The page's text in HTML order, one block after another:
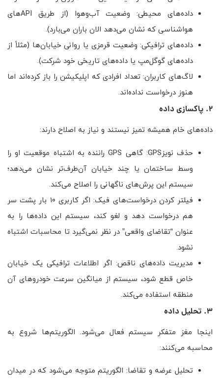
داده‌های محیطی: وضعیت آب‌وهوا (از طریق APIهای
هواشناسی که نشان می‌دهد الان باران می‌بارد).
داده‌های ترافیکی: وضعیت قرمزی یا روانی خیابان‌ها (مثلاً از
داده‌های گوگل‌مپ یا داده‌های تاریخی خود شرکت).
لاگ‌های کاربران: تعداد افرادی که اپلیکیشن را باز کرده‌اند اما
هنوز درخواست نداده‌اند.
۲. پاکسازی داده
داده‌های خام همیشه تمیز نیستند و نیاز به اصلاح دارند:
حذف نویزGPS: گاهی GPS راننده به اشتباه موقعیت او را
وسط ساختمان یا چند خیابان آن‌طرف‌تر نشان می‌دهد؛
سیستم این پرش‌های ناگهانی را اصلاح می‌کند.
فیلتر کردن درخواست‌های فیک: اگر کاربری ۱۰ بار پشت سر
هم درخواست دهد و لغو کند، سیستم این داده‌ها را به
عنوان “تقاضای واقعی” در نظر نمی‌گیرد تا محاسبات اشتباه
نشود.
مدیریت داده‌های ناقص: اگر اطلاعات ترافیکی یک خیابان
خاص قطع شود، سیستم از میانگین سرعت خودروهای آن
منطقه استفاده می‌کند.
۳. تحلیل داده
اینجا مغز متفکر سیستم فعال می‌شود. الگوریتم‌ها شروع به
محاسبه می‌کنند:
تحلیل عرضه و تقاضا: الگوریتم متوجه می‌شود که در میدان